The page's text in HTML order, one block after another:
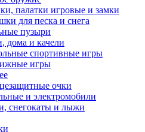
палатки игровые и замки
для песка и снега
пузыри
дома и качели
спортивные игры
игры
очки
и электромобили
снегокаты и лыжи